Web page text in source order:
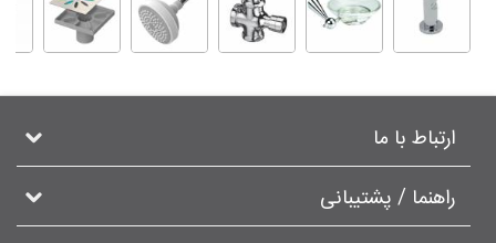
ارتباط با ما
راهنما / پشتیبانی